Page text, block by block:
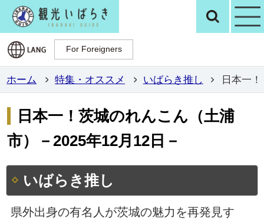
観光いばらき検
For Foreigners
For Foreigners
ホーム 特集・オススメ いばらき推し 日本一
日本一！茨城のれんこん（土浦
市）－2025年12月12日－
いばらき推し
県外出身の有名人が茨城の魅力を再発見す